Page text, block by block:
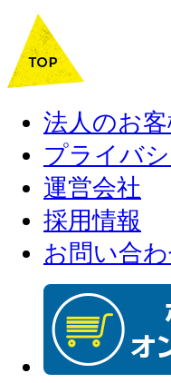
法人のお
プライバ
運営会社
採用情報
お問い合